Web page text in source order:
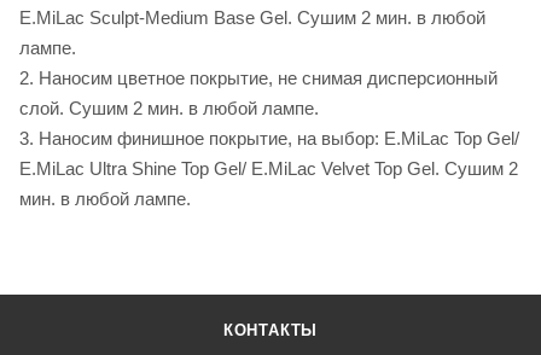
E.MiLac Sculpt-Medium Base Gel. Сушим 2 мин. в любой
лампе.
2. Наносим цветное покрытие, не снимая дисперсионный
слой. Сушим 2 мин. в любой лампе.
3. Наносим финишное покрытие, на выбор: E.MiLac Top Gel/
E.MiLac Ultra Shine Top Gel/ E.MiLac Velvet Top Gel. Сушим 2
мин. в любой лампе.
КОНТАКТЫ